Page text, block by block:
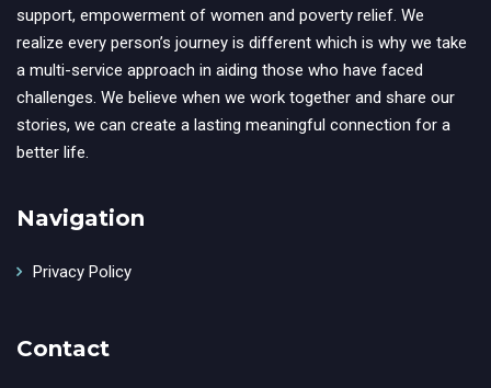
support, empowerment of women and poverty relief. We
realize every person’s journey is different which is why we take
a multi-service approach in aiding those who have faced
challenges. We believe when we work together and share our
stories, we can create a lasting meaningful connection for a
better life.
Navigation
Privacy Policy
Contact